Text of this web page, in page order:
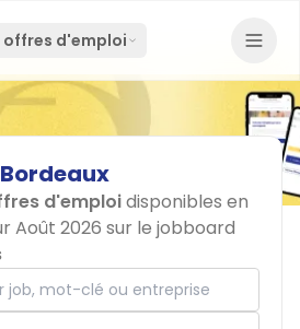
offres d'emploi
Bordeaux
d'emploidisponibles en
Août 2026 sur le jobboard
mot-clé ou entreprise